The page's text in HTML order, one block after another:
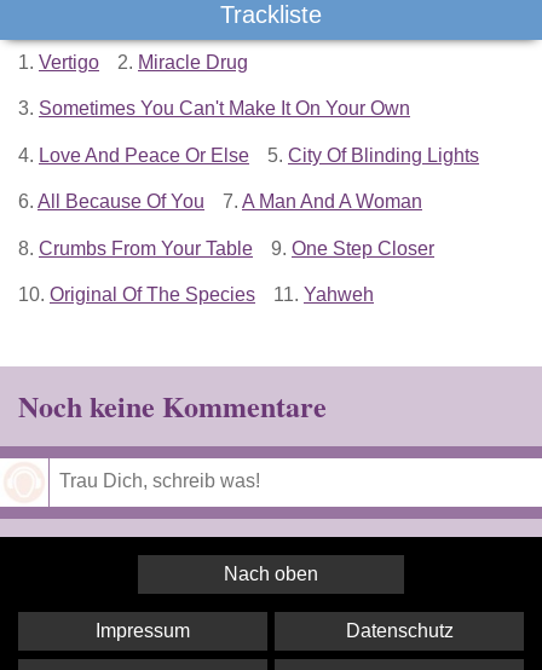
Trackliste
1. Vertigo 2. Miracle Drug
3. Sometimes You Can't Make It On Your Own
4. Love And Peace Or Else 5. City Of Blinding Lights
6. All Because Of You 7. A Man And A Woman
8. Crumbs From Your Table 9. One Step Closer
10. Original Of The Species 11. Yahweh
Noch keine Kommentare
Nach oben
Impressum Datenschutz